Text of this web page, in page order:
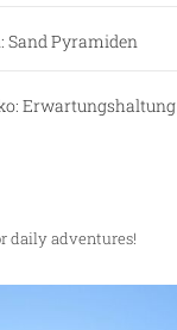
Sand Pyramiden
Erwartungshaltung
daily adventures!